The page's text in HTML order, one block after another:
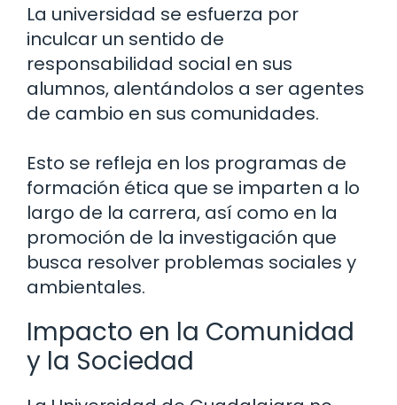
La universidad se esfuerza por
inculcar un sentido de
responsabilidad social en sus
alumnos, alentándolos a ser agentes
de cambio en sus comunidades.
Esto se refleja en los programas de
formación ética que se imparten a lo
largo de la carrera, así como en la
promoción de la investigación que
busca resolver problemas sociales y
ambientales.
Impacto en la Comunidad
y la Sociedad